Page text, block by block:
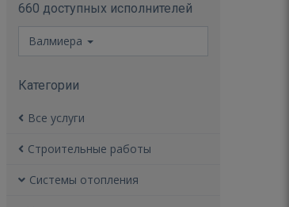
660 доступных исполнителей
Валмиера
Категории
Все услуги
Строительные работы
Системы отопления